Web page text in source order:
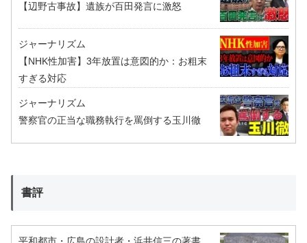
【辺野古事故】遺族が百田発言に激怒
ジャーナリズム
【NHK性加害】3年放置は意図的か：お粗末
すぎる対応
ジャーナリズム
警察官の正当な職務執行を罵倒する玉川徹
書評